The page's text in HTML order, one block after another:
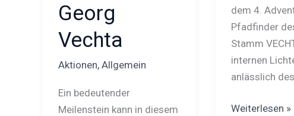
Georg
Vechta
Aktionen, Allgemein
Ein bedeutender
Meilenstein kann in diesem
dem 4.
Pfadfinder
Stamm
internen
anlässlich des
Weiterlesen »